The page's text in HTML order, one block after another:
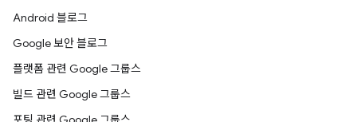
Android 블로그
Google 보안 블로그
플랫폼 관련 Google 그룹스
빌드 관련 Google 그룹스